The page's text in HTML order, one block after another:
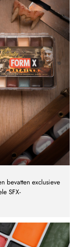
bevatten exclusieve
SFX-